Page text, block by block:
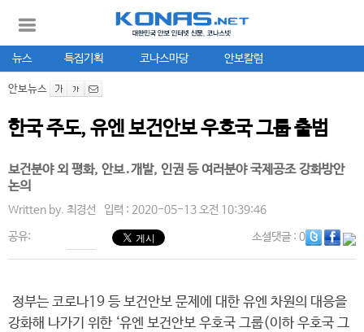
뉴스 특집기획 코나스마당 안보칼럼
안보뉴스
한국 주도, 유엔 보건안보 우호국 그룹 출범
보건분야 외 평화, 안보․개발, 인권 등 여러분야 국제공조 강화방안
논의​
Written by. 최경선 입력 : 2020-05-13 오전 10:39:46
공유: 소셜댓글: 0
정부는 코로나19 등 보건안보 문제에 대한 유엔 차원의 대응을
강화해 나가기 위한 ‘유엔 보건안보 우호국 그룹(이하 우호국 그